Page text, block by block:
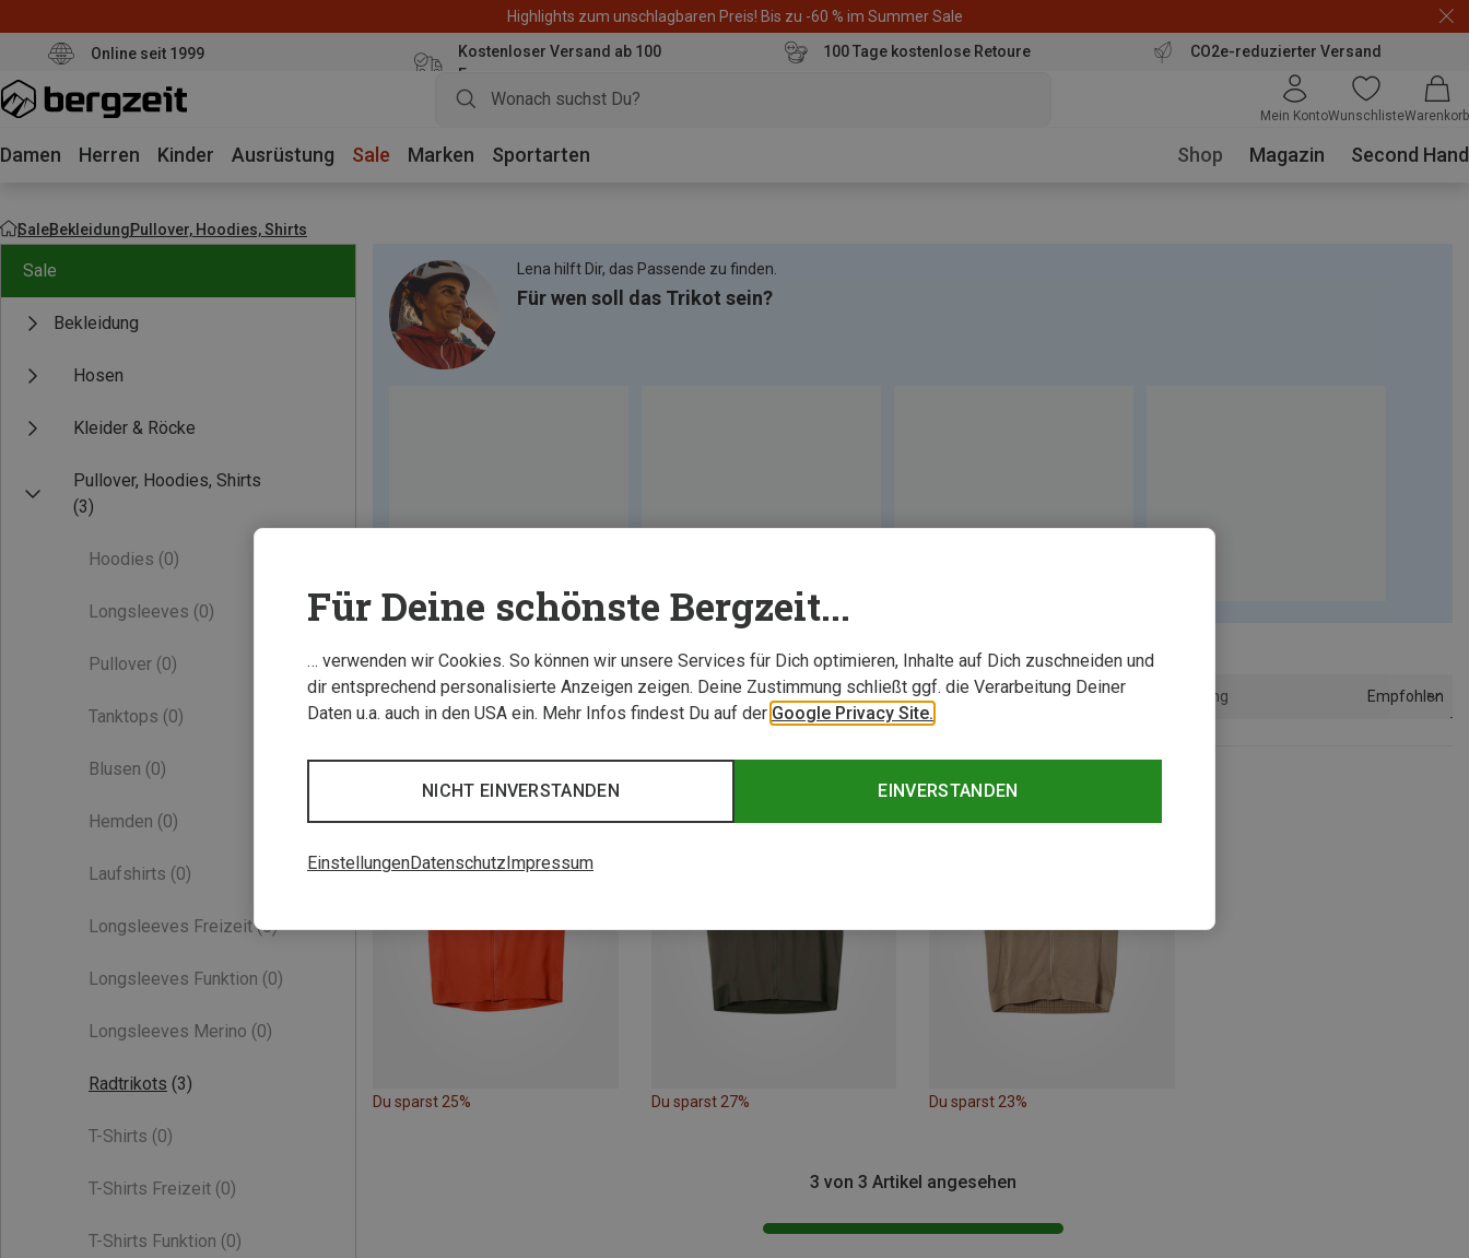
Highlights zum unschlagbaren Preis! Bis zu -60 % im Summer Sale
Online seit 1999
Kostenloser Versand ab 100
Euro
100 Tage kostenlose Retoure CO2e-reduzierter Versand
Mein KontoWunschlisteWarenkorb
Damen Herren Kinder Ausrüstung Sale Marken Sportarten Shop Magazin Second Hand
SaleBekleidungPullover, Hoodies, Shirts
Sale
Bekleidung
Hosen
Kleider & Röcke
Pullover, Hoodies, Shirts
(3)
Hoodies (0)
Longsleeves (0)
Pullover (0)
Tanktops (0)
Blusen (0)
Hemden (0)
Laufshirts (0)
Longsleeves Freizeit (0)
Longsleeves Funktion (0)
Longsleeves Merino (0)
Radtrikots (3)
T-Shirts (0)
T-Shirts Freizeit (0)
T-Shirts Funktion (0)
Lena hilft Dir, das Passende zu finden.
Für wen soll das Trikot sein?
Sortierung Empfohlen
Du sparst 25% Du sparst 27% Du sparst 23%
3 von 3 Artikel angesehen
Für Deine schönste Bergzeit...
… verwenden wir Cookies. So können wir unsere Services für Dich optimieren, Inhalte auf Dich zuschneiden und
dir entsprechend personalisierte Anzeigen zeigen. Deine Zustimmung schließt ggf. die Verarbeitung Deiner
Daten u.a. auch in den USA ein. Mehr Infos findest Du auf der Google Privacy Site.
EINVERSTANDEN
NICHT EINVERSTANDEN
EinstellungenDatenschutzImpressum